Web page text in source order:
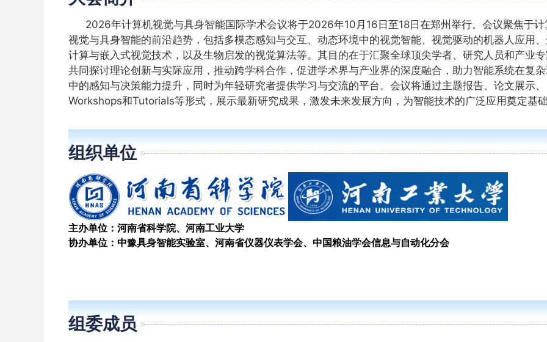
2026年计算机视觉与具身智能国际学术会议将于2026年10月16日至18日在郑州举行。会议聚焦于计
视觉与具身智能的前沿趋势，包括多模态感知与交互、动态环境中的视觉智能、视觉驱动的机器人应用
计算与嵌入式视觉技术，以及生物启发的视觉算法等。其目的在于汇聚全球顶尖学者、研究人员和产业
共同探讨理论创新与实际应用，推动跨学科合作，促进学术界与产业界的深度融合，助力智能系统在复
中的感知与决策能力提升，同时为年轻研究者提供学习与交流的平台。会议将通过主题报告、论文展示、
Workshops和Tutorials等形式，展示最新研究成果，激发未来发展方向，为智能技术的广泛应用奠定基
Organization
组织单位
主办单位：河南省科学院、河南工业大学
协办单位：中豫具身智能实验室、 河南省仪器仪表学会、中国粮油学会信息与自动化分会
Committee
组委成员